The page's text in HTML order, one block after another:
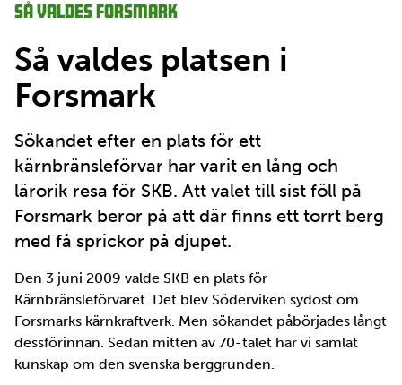
Så valdes Forsmark
Så valdes platsen i
Forsmark
Sökandet efter en plats för ett
kärnbränsleförvar har varit en lång och
lärorik resa för SKB. Att valet till sist föll på
Forsmark beror på att där finns ett torrt berg
med få sprickor på djupet.
Den 3 juni 2009 valde SKB en plats för
Kärnbränsleförvaret. Det blev Söderviken sydost om
Forsmarks kärnkraftverk. Men sökandet påbörjades långt
dessförinnan. Sedan mitten av 70-talet har vi samlat
kunskap om den svenska berggrunden.